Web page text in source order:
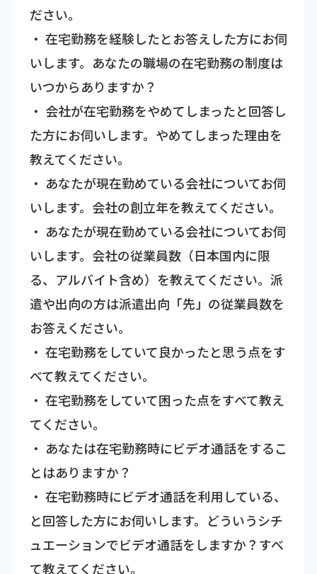
ださい。
・ 在宅勤務を経験したとお答えした方にお伺
いします。あなたの職場の在宅勤務の制度は
いつからありますか？
・ 会社が在宅勤務をやめてしまったと回答し
た方にお伺いします。やめてしまった理由を
教えてください。
・ あなたが現在勤めている会社についてお伺
いします。会社の創立年を教えてください。
・ あなたが現在勤めている会社についてお伺
いします。会社の従業員数（日本国内に限
る、アルバイト含め）を教えてください。派
遣や出向の方は派遣出向「先」の従業員数を
お答えください。
・ 在宅勤務をしていて良かったと思う点をす
べて教えてください。
・ 在宅勤務をしていて困った点をすべて教え
てください。
・ あなたは在宅勤務時にビデオ通話をするこ
とはありますか？
・ 在宅勤務時にビデオ通話を利用している、
と回答した方にお伺いします。どういうシチ
ュエーションでビデオ通話をしますか？すべ
て教えてください。